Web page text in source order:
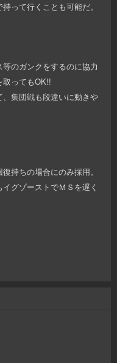
って行くことも可能だ。
のガンクをするのに協力
取ってもOK!!
集団戦も段違いに動きや
持ちの場合にのみ採用。
グゾーストでＭＳを遅く